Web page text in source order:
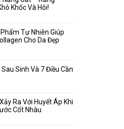
Khốc Và Hôi!
Tự Nhiên Giúp
Cho Da Đẹp
Sau Sinh Và 7 Điều Cần
Ra Với Huyết Áp Khi
Cốt Nhàu